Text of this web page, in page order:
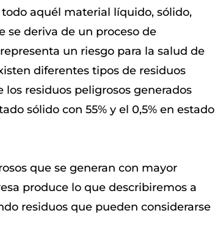
aquél material líquido, sólido,
se deriva de un proceso de
un riesgo para la salud de
diferentes tipos de residuos
los residuos peligrosos generados
sólido con 55% y el 0,5% en estado
que se generan con mayor
produce lo que describiremos a
residuos que pueden considerarse